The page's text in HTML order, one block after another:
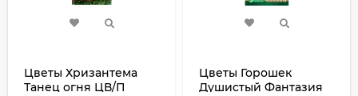
Цветы Хризантема
Танец огня ЦВ/П
Цветы Горошек
Душистый Фантазия